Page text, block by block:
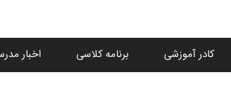
کادر آموزشی برنامه کلاسی اخبار